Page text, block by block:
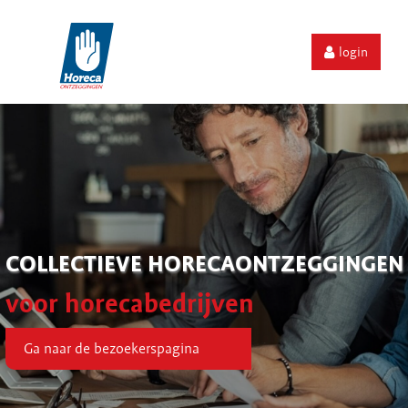
login
COLLECTIEVE HORECAONTZEGGINGEN
voor horecabedrijven
Ga naar de bezoekerspagina